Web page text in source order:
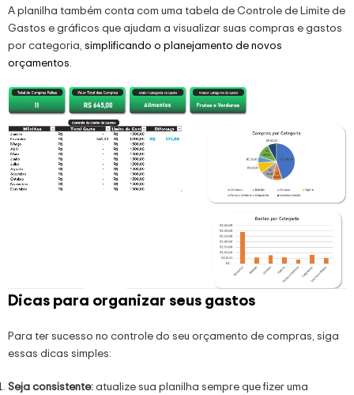
A planilha também conta com uma tabela de Controle de Limite de
Gastos e gráficos que ajudam a visualizar suas compras e gastos
por categoria, simplificando o planejamento de novos
orçamentos.
Dicas para organizar seus gastos
Para ter sucesso no controle do seu orçamento de compras, siga
essas dicas simples:
Seja consistente:atualize sua planilha sempre que fizer uma